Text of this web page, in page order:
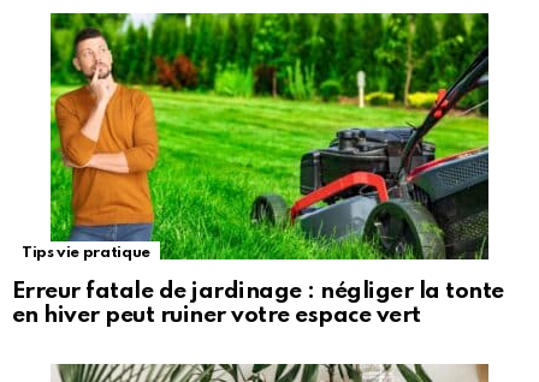
Tips vie pratique
Erreur fatale de jardinage : négliger la tonte
en hiver peut ruiner votre espace vert